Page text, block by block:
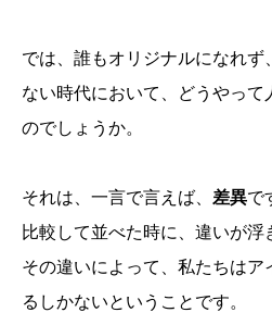
では、誰もオリジナルになれず
ない時代において、どうやって
のでしょうか。
それは、一言で言えば、 差異で
比較して並べた時に、違いが浮
その違いによって、私たちはア
るしかないということです。